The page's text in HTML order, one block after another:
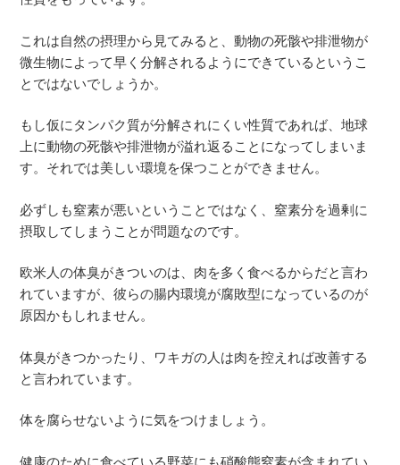
これは自然の摂理から見てみると、動物の死骸や排泄物が
微生物によって早く分解されるようにできているというこ
とではないでしょうか。
もし仮にタンパク質が分解されにくい性質であれば、地球
上に動物の死骸や排泄物が溢れ返ることになってしまいま
す。それでは美しい環境を保つことができません。
必ずしも窒素が悪いということではなく、窒素分を過剰に
摂取してしまうことが問題なのです。
欧米人の体臭がきついのは、肉を多く食べるからだと言わ
れていますが、彼らの腸内環境が腐敗型になっているのが
原因かもしれません。
体臭がきつかったり、ワキガの人は肉を控えれば改善する
と言われています。
体を腐らせないように気をつけましょう。
健康のために食べている野菜にも硝酸態窒素が含まれてい